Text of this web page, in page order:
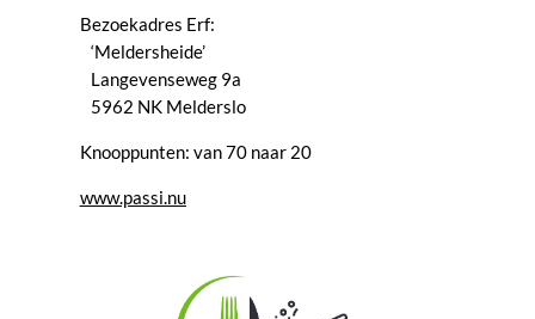
Bezoekadres Erf:
‘Meldersheide’
Langevenseweg 9a
5962 NK Melderslo
Knooppunten: van 70 naar 20
www.passi.nu